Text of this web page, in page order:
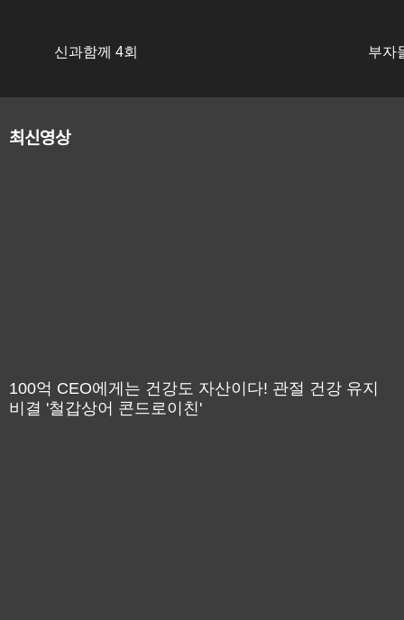
신과함께 4회 부자
최신영상
100억 CEO에게는 건강도 자산이다! 관절 건강 유지
비결 '철갑상어 콘드로이친'